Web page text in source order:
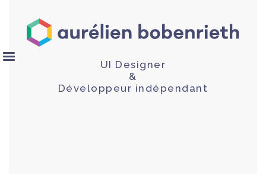
UI Designer
&
Développeur indépendant